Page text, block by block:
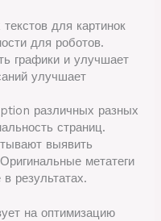
для картинок
для роботов.
графики и улучшает
улучшает
различных разных
страниц.
выявить
метатеги
результатах.
на оптимизацию